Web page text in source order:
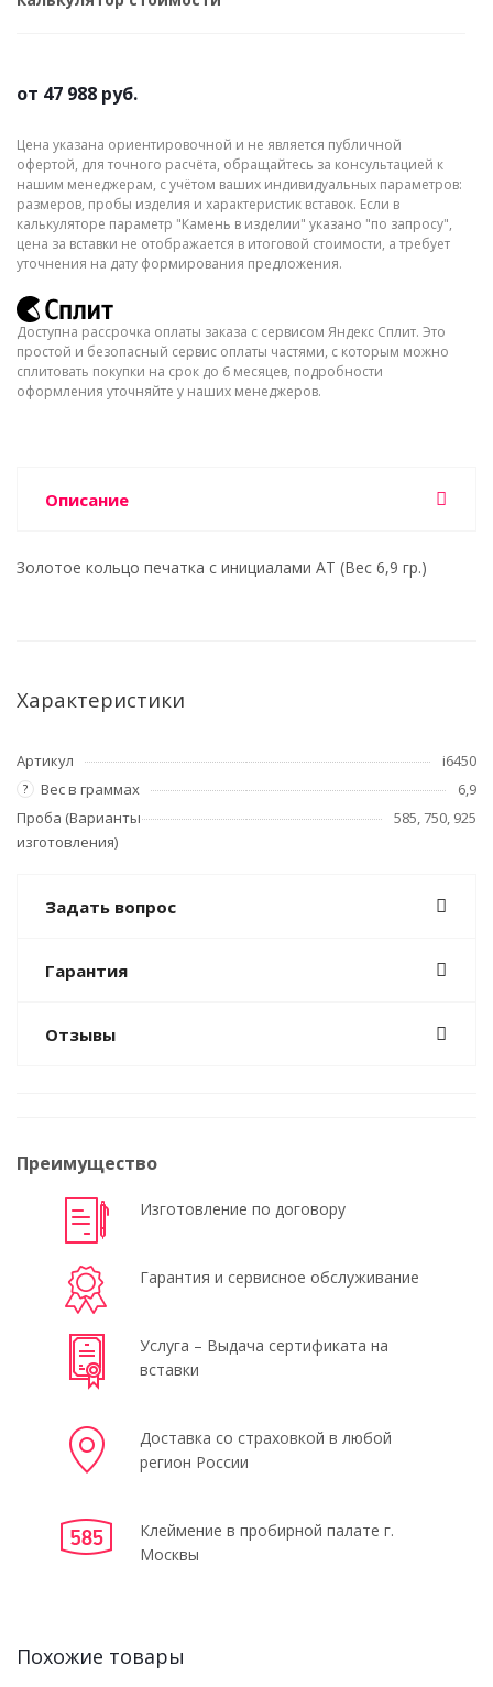
от 47 988 руб.
Цена указана ориентировочной и не является публичной
офертой, для точного расчёта, обращайтесь за консультацией к
нашим менеджерам, с учётом ваших индивидуальных параметров:
размеров, пробы изделия и характеристик вставок. Если в
калькуляторе параметр "Камень в изделии" указано "по запросу",
цена за вставки не отображается в итоговой стоимости, а требует
уточнения на дату формирования предложения.
Доступна рассрочка оплаты заказа с сервисом Яндекс Сплит. Это
простой и безопасный сервис оплаты частями, с которым можно
сплитовать покупки на срок до 6 месяцев, подробности
оформления уточняйте у наших менеджеров.
Описание
Золотое кольцо печатка с инициалами АТ (Вес 6,9 гр.)
Характеристики
Артикул i6450
? Вес в граммах
6,9
Проба (Варианты
изготовления)
585, 750, 925
Задать вопрос
Гарантия
Отзывы
Преимущество
Изготовление по договору
Гарантия и сервисное обслуживание
Услуга – Выдача сертификата на
вставки
Доставка со страховкой в любой
регион России
Клеймение в пробирной палате г.
Москвы
Похожие товары